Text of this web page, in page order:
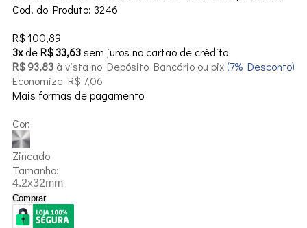
Cod. do Produto: 3246
R$ 100,89
3xdeR$ 33,63 sem juros no cartão de crédito
R$ 93,83 à vista no Depósito Bancário ou pix(7% Desconto)
Economize R$ 7,06
Mais formas de pagamento
Cor:
Zincado
Tamanho:
4.2x32mm
Comprar